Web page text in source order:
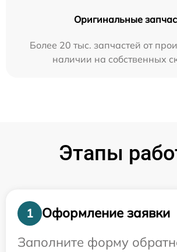
Оригинальные
Более 20 тыс. запчастей от
наличии на собственных
Этапы
1
Оформление заявки
Заполните форму